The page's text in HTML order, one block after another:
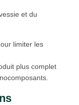
et du
limiter les
plus complet